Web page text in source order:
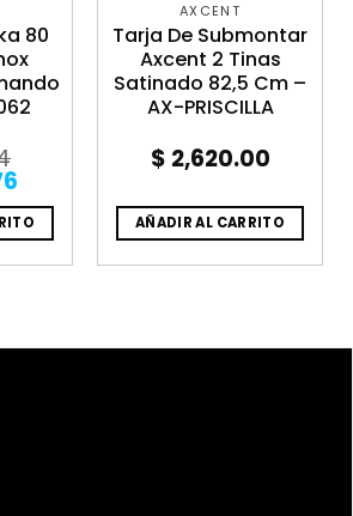
80
price
is:
$ 2,399.76.
AXCENT
Tarja De Submontar
Axcent 2 Tinas
Satinado 82,5 Cm –
AX-PRISCILLA
$ 2,620.00
AÑADIR AL CARRITO